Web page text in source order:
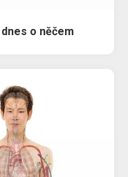
o něčem